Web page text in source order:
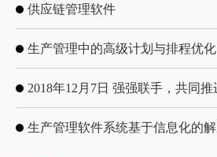
供应链管理软件
生产管理中的高级计划与排程优化